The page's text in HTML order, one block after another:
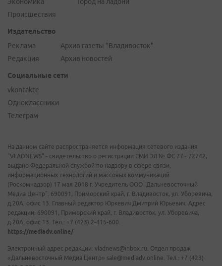
Экономика
Происшествия
Город на ладони
Издательство
Реклама
Редакция
Архив газеты "Владивосток"
Архив новостей
Социальные сети
vkontakte
Одноклассники
Телеграм
На данном сайте распространяется информация сетевого издания
"VLADNEWS" - свидетельство о регистрации СМИ ЭЛ № ФС 77 - 72742,
выдано Федеральной службой по надзору в сфере связи,
информационных технологий и массовых коммуникаций
(Роскомнадзор) 17 мая 2018 г. Учредитель ООО "Дальневосточный
Медиа Центр". 690091, Приморский край, г. Владивосток, ул. Уборевича,
д.20А, офис 13. Главный редактор Юркевич Дмитрий Юрьевич. Адрес
редакции: 690091, Приморский край, г. Владивосток, ул. Уборевича,
д.20А, офис 13. Тел.: +7 (423) 2-415-600.
https://mediadv.online/
Электронный адрес редакции: vladnews@inbox.ru. Отдел продаж
«Дальневосточный Медиа Центр» sale@mediadv.online. Тел.: +7 (423)